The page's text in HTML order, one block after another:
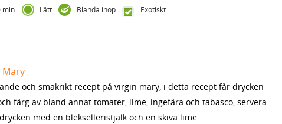
min
Lätt Blanda ihop Exotiskt
och smakrikt recept på virgin mary, i detta recept får drycken
färg av bland annat tomater, lime, ingefära och tabasco, servera
med en blekselleristjälk och en skiva lime.